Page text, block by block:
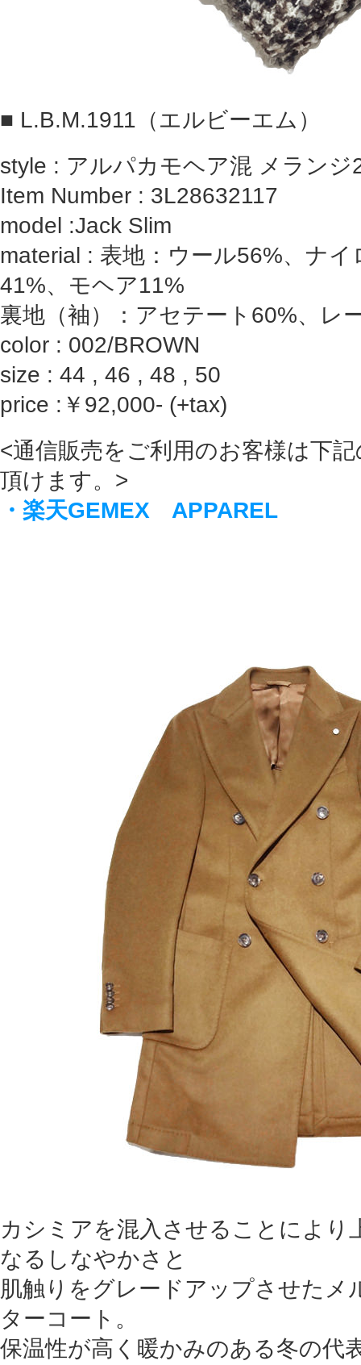
■ L.B.M.1911（エルビーエム）
style : アルパカモヘア混 メランジ
Item Number : 3L28632117
model :Jack Slim
material : 表地：ウール56%、ナ
41%、モヘア11%
裏地（袖）：アセテート60%、レ
color : 002/BROWN
size : 44 , 46 , 48 , 50
price :￥92,000- (+tax)
<通信販売をご利用のお客様は下
頂けます。>
・楽天GEMEX APPAREL
カシミアを混入させることにより
なるしなやかさと
肌触りをグレードアップさせたメ
ターコート。
保温性が高く暖かみのある冬の代